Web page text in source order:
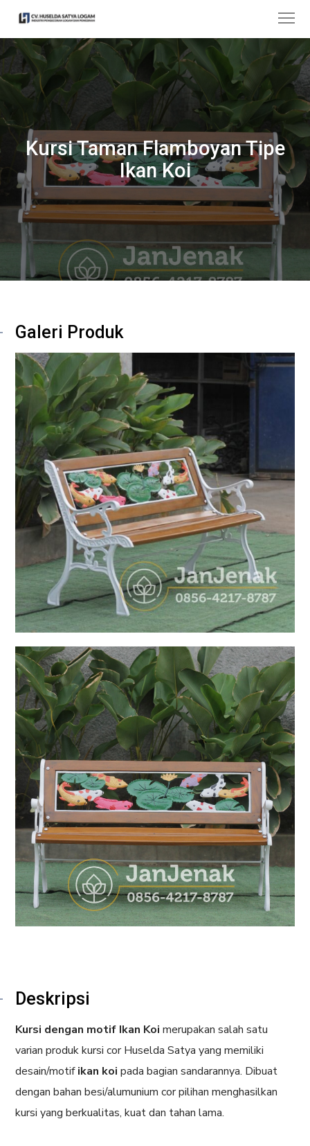
Kursi Taman Flamboyan Tipe
Ikan Koi
Galeri Produk
Deskripsi
Kursi dengan motif Ikan Koimerupakan salah satu
varian produk kursi cor Huselda Satya yang memiliki
desain/motifikan koi pada bagian sandarannya. Dibuat
dengan bahan besi/alumunium cor pilihan menghasilkan
kursi yang berkualitas, kuat dan tahan lama.